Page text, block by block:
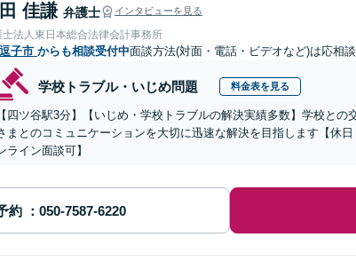
佳謙 弁護士 インタビューを見る
士法人東日本総合法律会計事務所
逗子市 からも相談受付中面談方法(対面・電話・ビデオなど)は応相談
学校トラブル・いじめ問題 料金表を見る
【四ツ谷駅3分】【いじめ・学校トラブルの解決実績多数】学校と
まとのコミュニケーションを大切に迅速な解決を目指します【休
ライン面談可】
約